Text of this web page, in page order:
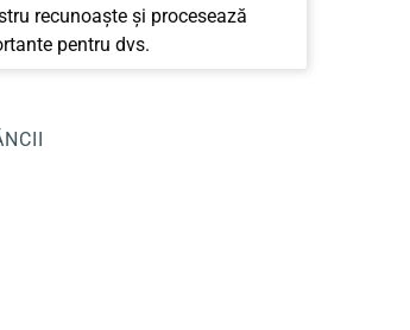
recunoaște și procesează
pentru dvs.